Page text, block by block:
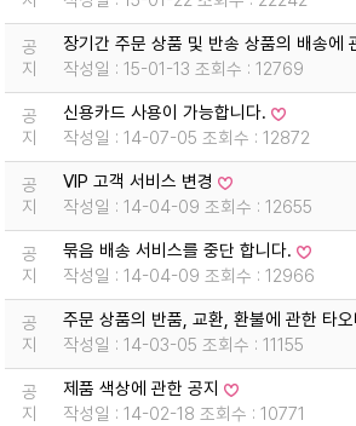
공
지
장기간 주문 상품 및 반송 상품의 배송에
작성일 : 15-01-13 조회수 : 12769
공
지
신용카드 사용이 가능합니다.
작성일 : 14-07-05 조회수 : 12872
공
지
VIP 고객 서비스 변경
작성일 : 14-04-09 조회수 : 12655
공
지
묶음 배송 서비스를 중단 합니다.
작성일 : 14-04-09 조회수 : 12966
공
지
주문 상품의 반품, 교환, 환불에 관한 타
작성일 : 14-03-05 조회수 : 11155
공
지
제품 색상에 관한 공지
작성일 : 14-02-18 조회수 : 10771